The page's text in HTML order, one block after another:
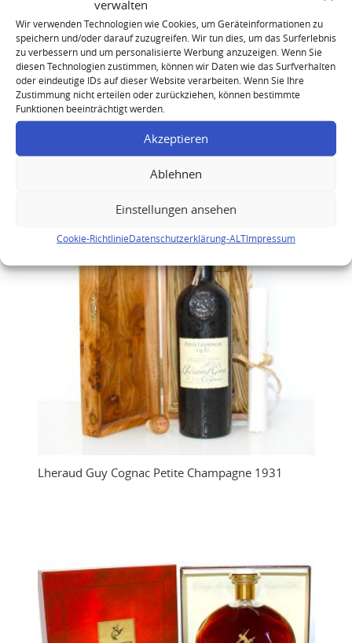
verwalten
Wir verwenden Technologien wie Cookies, um Geräteinformationen zu
speichern und/oder darauf zuzugreifen. Wir tun dies, um das Surferlebnis
zu verbessern und um personalisierte Werbung anzuzeigen. Wenn Sie
diesen Technologien zustimmen, können wir Daten wie das Surfverhalten
oder eindeutige IDs auf dieser Website verarbeiten. Wenn Sie Ihre
Zustimmung nicht erteilen oder zurückziehen, können bestimmte
Funktionen beeinträchtigt werden.
Akzeptieren
Ablehnen
Einstellungen ansehen
Cookie-RichtlinieDatenschutzerklärung-ALTImpressum
Lheraud 1942 Petite Champagne Cognac
Lheraud Guy Cognac Petite Champagne 1931